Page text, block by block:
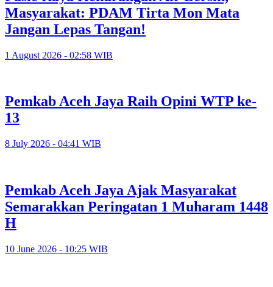
Masyarakat: PDAM Tirta Mon Mata
Jangan Lepas Tangan!
1 August 2026 - 02:58 WIB
Pemkab Aceh Jaya Raih Opini WTP ke-
13
8 July 2026 - 04:41 WIB
Pemkab Aceh Jaya Ajak Masyarakat
Semarakkan Peringatan 1 Muharam 1448
H
10 June 2026 - 10:25 WIB